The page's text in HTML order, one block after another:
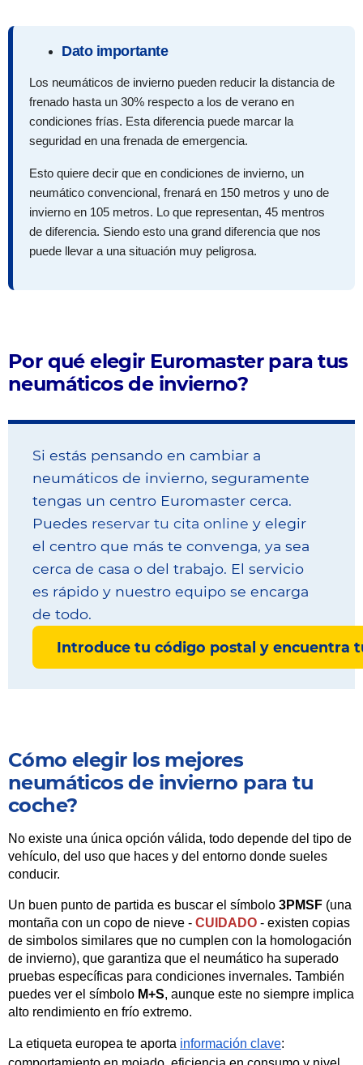
Dato importante
Los neumáticos de invierno pueden reducir la distancia de
frenado hasta un 30% respecto a los de verano en
condiciones frías. Esta diferencia puede marcar la
seguridad en una frenada de emergencia.
Esto quiere decir que en condiciones de invierno, un
neumático convencional, frenará en 150 metros y uno de
invierno en 105 metros. Lo que representan, 45 mentros
de diferencia. Siendo esto una grand diferencia que nos
puede llevar a una situación muy peligrosa.
Por qué elegir Euromaster para tus
neumáticos de invierno?
Si estás pensando en cambiar a
neumáticos de invierno, seguramente
tengas un centro Euromaster cerca.
Puedes reservar tu cita online y elegir
el centro que más te convenga, ya sea
cerca de casa o del trabajo. El servicio
es rápido y nuestro equipo se encarga
de todo.
Introduce tu código postal y encuentra
Cómo elegir los mejores
neumáticos de invierno para tu
coche?
No existe una única opción válida, todo depende del tipo de
vehículo, del uso que haces y del entorno donde sueles
conducir.
Un buen punto de partida es buscar el símbolo 3PMSF (una
montaña con un copo de nieve - CUIDADO - existen copias
de simbolos similares que no cumplen con la homologación
de invierno), que garantiza que el neumático ha superado
pruebas específicas para condiciones invernales. También
puedes ver el símbolo M+S, aunque este no siempre implica
alto rendimiento en frío extremo.
La etiqueta europea te aporta información clave: